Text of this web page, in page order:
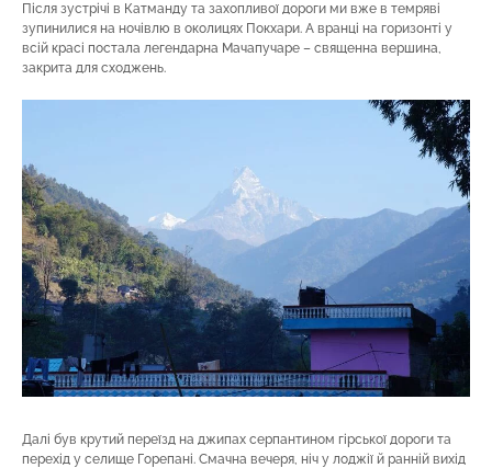
Після зустрічі в Катманду та захопливої дороги ми вже в темряві
зупинилися на ночівлю в околицях Покхари. А вранці на горизонті у
всій красі постала легендарна Мачапучаре – священна вершина,
закрита для сходжень.
Далі був крутий переїзд на джипах серпантином гірської дороги та
перехід у селище Горепані. Смачна вечеря, ніч у лоджії й ранній вихід